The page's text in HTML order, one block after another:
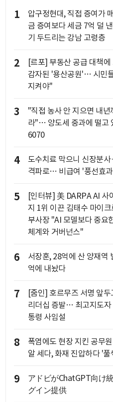
1
압구정현대, 직접 증여가
금 증여보다 세금 7억 덜
기 두드리는 강남 고령층
2
[르포] 부동산 공급 대책에
감자된 '용산공원'… 시민
지켜야"
3
"직접 농사 안 지으면 내년
라"… 양도세 중과에 떨고
6070
4
도수치료 막으니 신장분사
격파로… 비급여 '풍선효
5
[인터뷰] 美 DARPA AI 사
지 1위 이끈 김태수 마이
부사장 "AI 모델보다 중요
체계와 거버넌스"
6
서장훈, 28억에 산 양재역
억에 내놨다
7
[줌인] 호르무즈 서명 앞두
리더십 증발… 최고지도자
통령 사임설
8
폭염에도 현장 지킨 공무
알 세다, 화재 진압하다 '풀
9
アドビがChatGPT向け
グイン提供